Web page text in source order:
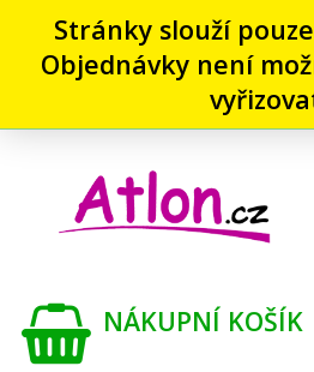
Stránky slouží
Objednávky není
NÁKUPNÍ KOŠÍK